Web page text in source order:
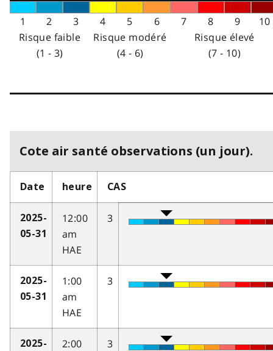
1 2 3 4 5 6 7 8 9
10
Risque faible
(1 - 3)
Risque modéré
(4 - 6)
Risque élevé
(7 - 10)
Cote air santé observations (un jour).
Date heure CAS
2025-
05-31
12:00
am
HAE
3
2025-
05-31
1:00
am
HAE
3
2025-
2:00
3